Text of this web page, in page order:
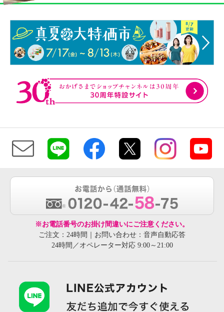
※お電話番号のお掛け間違いにご注意ください。
ご注文：24時間｜お問い合わせ：音声自動応答
24時間／オペレーター対応 9:00～21:00